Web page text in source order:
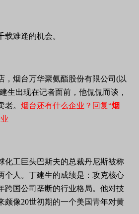
载难逢的机会。
，烟台万华聚氨酯股份有限公司(以
生出现在记者面前，他侃侃而谈，
。 烟台还有什么企业？回复“烟
化工巨头巴斯夫的总裁丹尼斯被称
个人。丁建生的成绩是：攻克核心
跨国公司垄断的行业格局。他对技
颇像20世初期的一个美国青年对黄